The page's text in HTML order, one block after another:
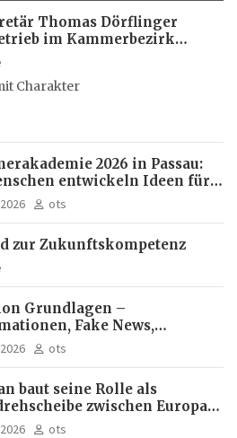
Thomas Dörflinger
im Kammerbezirk
Charakter
2026 in Passau:
entwickeln Ideen für
ots
zur Zukunftskompetenz
Grundlagen –
Fake News,
Inhalte | dpa-Akademie
ots
baut seine Rolle als
zwischen Europa
ots